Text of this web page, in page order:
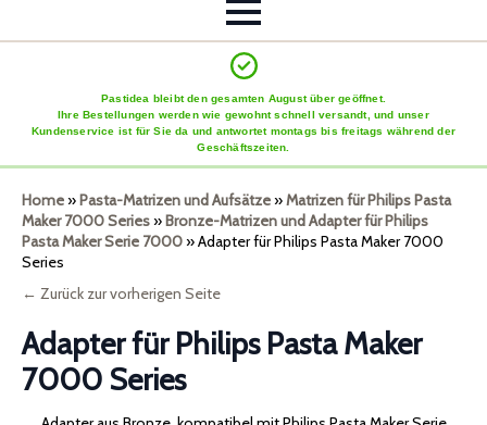
Pastidea bleibt den gesamten August über geöffnet.
Ihre Bestellungen werden wie gewohnt schnell versandt, und unser
Kundenservice ist für Sie da und antwortet montags bis freitags während der
Geschäftszeiten.
Home»Pasta-Matrizen und Aufsätze»Matrizen für Philips Pasta
Maker 7000 Series»Bronze-Matrizen und Adapter für Philips
Pasta Maker Serie 7000»Adapter für Philips Pasta Maker 7000
Series
← Zurück zur vorherigen Seite
Adapter für Philips Pasta Maker
7000 Series